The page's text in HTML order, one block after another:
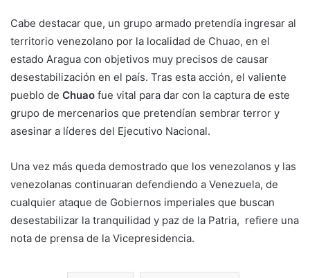
Cabe destacar que, un grupo armado pretendía ingresar al
territorio venezolano por la localidad de Chuao, en el
estado Aragua con objetivos muy precisos de causar
desestabilización en el país. Tras esta acción, el valiente
pueblo de Chuao fue vital para dar con la captura de este
grupo de mercenarios que pretendían sembrar terror y
asesinar a líderes del Ejecutivo Nacional.
Una vez más queda demostrado que los venezolanos y las
venezolanas continuaran defendiendo a Venezuela, de
cualquier ataque de Gobiernos imperiales que buscan
desestabilizar la tranquilidad y paz de la Patria, refiere una
nota de prensa de la Vicepresidencia.